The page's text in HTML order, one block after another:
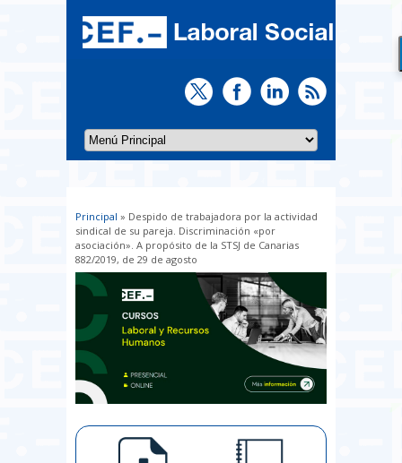
Usted está aquí
Principal » Despido de trabajadora por la actividad
sindical de su pareja. Discriminación «por
asociación». A propósito de la STSJ de Canarias
882/2019, de 29 de agosto